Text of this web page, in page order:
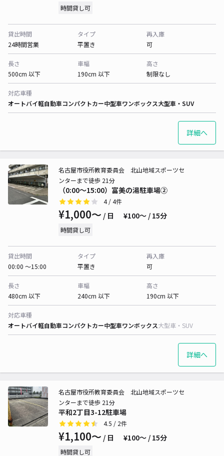
時間貸し可
貸出時間
24時間営業
タイプ
平置き
再入庫
可
長さ
500cm 以下
車幅
190cm 以下
高さ
制限なし
対応車種
オートバイ軽自動車コンパクトカー中型車ワンボックス大型車・SUV
詳細へ
（0:00～15:00）富美の湯駐車場②
名古屋市役所教育委員会 北山地域スポーツセ
ンターまで徒歩 21分
4/ 4件
¥1,000〜 / 日 ¥100〜 / 15分
時間貸し可
貸出時間
00:00 〜15:00
タイプ
平置き
再入庫
可
長さ
480cm 以下
車幅
240cm 以下
高さ
190cm 以下
対応車種
オートバイ軽自動車コンパクトカー中型車ワンボックス大型車・SUV
詳細へ
平和2丁目3-12駐車場
名古屋市役所教育委員会 北山地域スポーツセ
ンターまで徒歩 21分
4.5 / 2件
¥1,100〜 / 日 ¥100〜 / 15分
時間貸し可